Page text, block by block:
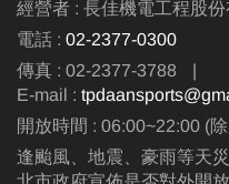
經營者 : 長佳機電工程股份
電話 : 02-2377-0300
傳真 : 02-2377-3788
|
E-mail :
開放時間 : 06:00~22:00 (
逢颱風、地震、豪雨等天